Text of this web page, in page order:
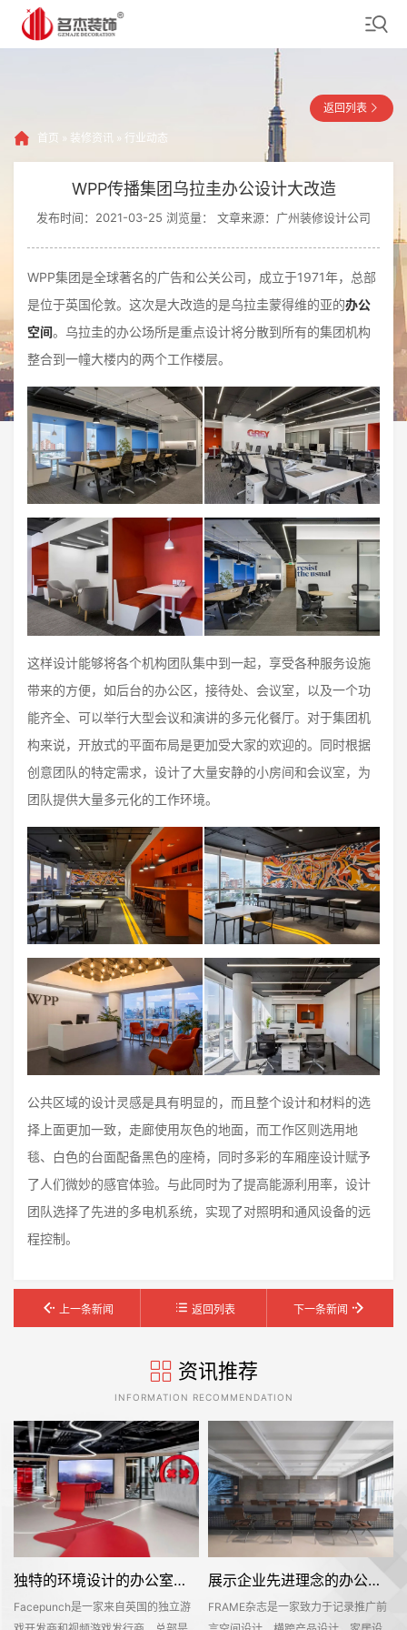
首页 » 装修资讯 » 行业动态
返回列表
WPP传播集团乌拉圭办公设计大改造
发布时间：2021-03-25 浏览量： 文章来源：广州装修设计公司
WPP集团是全球著名的广告和公关公司，成立于1971年，总部
是位于英国伦敦。这次是大改造的是乌拉圭蒙得维的亚的办公
空间。乌拉圭的办公场所是重点设计将分散到所有的集团机构
整合到一幢大楼内的两个工作楼层。
这样设计能够将各个机构团队集中到一起，享受各种服务设施
带来的方便，如后台的办公区，接待处、会议室，以及一个功
能齐全、可以举行大型会议和演讲的多元化餐厅。对于集团机
构来说，开放式的平面布局是更加受大家的欢迎的。同时根据
创意团队的特定需求，设计了大量安静的小房间和会议室，为
团队提供大量多元化的工作环境。
公共区域的设计灵感是具有明显的，而且整个设计和材料的选
择上面更加一致，走廊使用灰色的地面，而工作区则选用地
毯、白色的台面配备黑色的座椅，同时多彩的车厢座设计赋予
了人们微妙的感官体验。与此同时为了提高能源利用率，设计
团队选择了先进的多电机系统，实现了对照明和通风设备的远
程控制。
上一条新闻 返回列表 下一条新闻
资讯推荐
INFORMATION RECOMMENDATION
独特的环境设计的办公室装修空间是怎样打造的——Facepunch
Facepunch是一家来自英国的独立游
展示企业先进理念的办公室装修设计空间是怎样的——FRAME
FRAME杂志是一家致力于记录推广前